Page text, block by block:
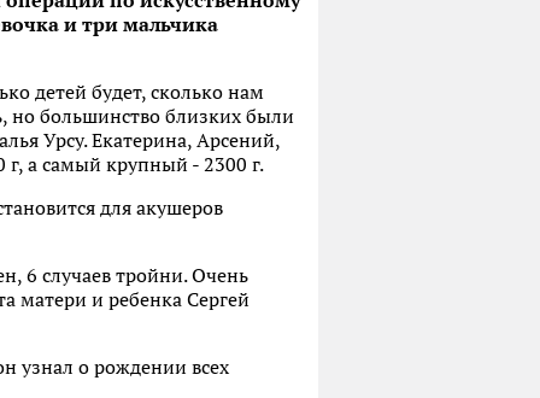
и три мальчика
детей будет, сколько нам
но большинство близких были
Урсу. Екатерина, Арсений,
а самый крупный - 2300 г.
для акушеров
6 случаев тройни. Очень
матери и ребенка Сергей
узнал о рождении всех